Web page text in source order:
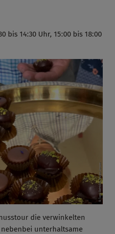
bis 14:30 Uhr, 15:00 bis 18:00
die verwinkelten
unterhaltsame